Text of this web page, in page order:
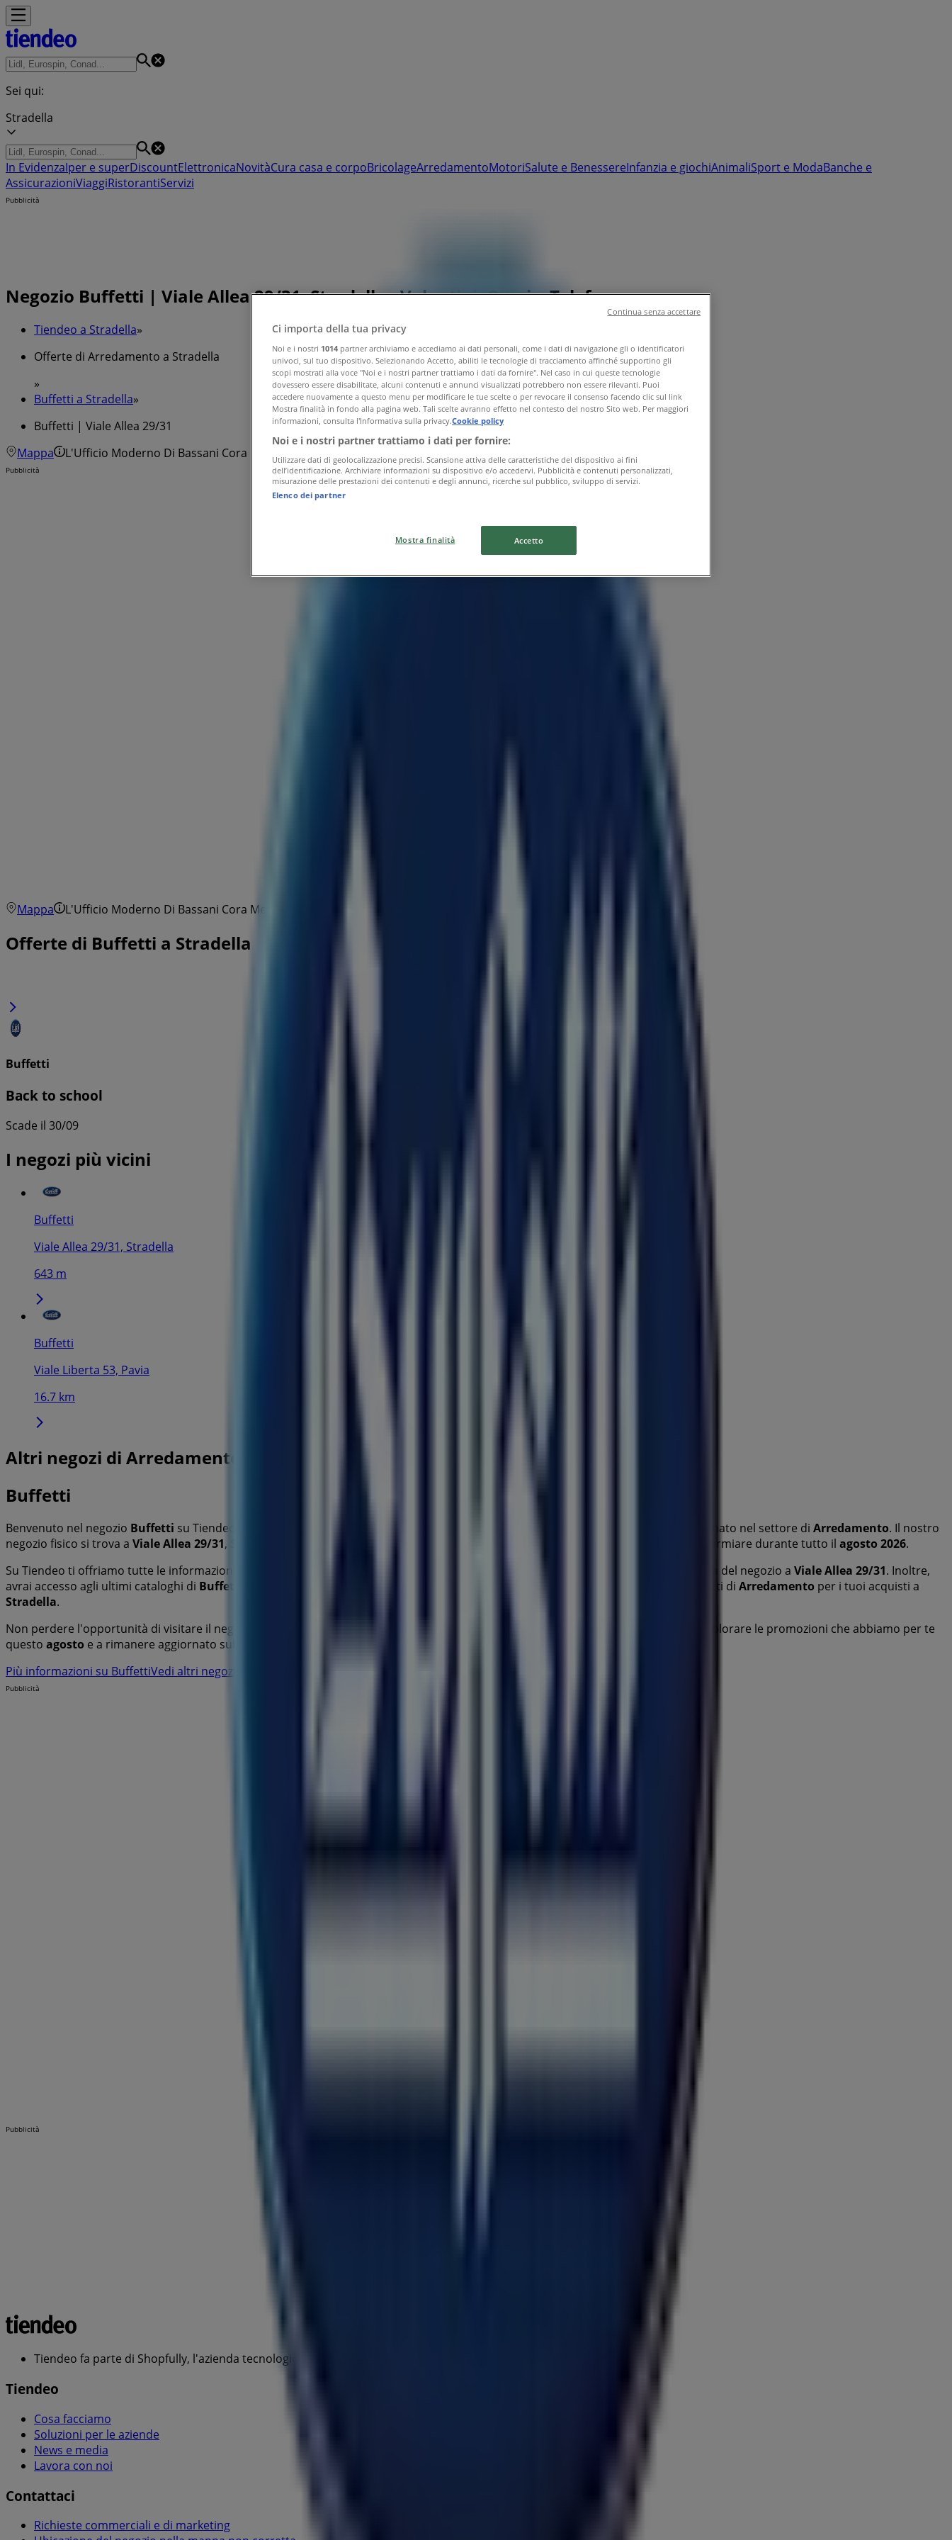
Sei qui:
Stradella
In EvidenzaIper e superDiscountElettronicaNovitàCura casa e corpoBricolageArredamentoMotoriSalute e BenessereInfanzia e giochiAnimaliSport e ModaBanche e
AssicurazioniViaggiRistorantiServizi
Pubblicità
Negozio Buffetti | Viale Allea 29/31, Stradella - Volantini, Orari e Telefono
Tiendeo a Stradella»
Offerte di Arredamento a Stradella
»
Buffetti a Stradella»
Buffetti | Viale Allea 29/31
Mappa
L'Ufficio Moderno Di Bassani Cora Mercedes
Pubblicità
Mappa L'Ufficio Moderno Di Bassani Cora Mercedes
Offerte di Buffetti a Stradella
Buffetti
Back to school
Scade il 30/09
I negozi più vicini
Buffetti
Viale Allea 29/31, Stradella
643 m
Buffetti
Viale Liberta 53, Pavia
16.7 km
Altri negozi di Arredamento a Stradella
Buffetti
Benvenuto nel negozio Buffetti su Tiendeo, dove potrai scoprire le migliori di questo marchio rinomato nel settore di Arredamento. Il nostro
negozio fisico si trova a Viale Allea 29/31, , e lì troverai un'ampia gamma di prodotti di qualità che ti permetteranno di risparmiare durante tutto il agosto 2026.
Su Tiendeo ti offriamo tutte le informazioni aggiornate su
, come gli orari di apertura, le offerte esclusive e la posizione esatta del negozio a Viale Allea 29/31. Inoltre,
avrai accesso agli ultimi cataloghi di Buffetti , dove potrai scoprire le promozioni più recenti e approfittare di grandi sconti sui prodotti di Arredamento per i tuoi acquisti a
Stradella.
Non perdere l'opportunità di visitare il negozio
per un'esperienza di acquisto completa. Ti invitiamo a esplorare le promozioni che abbiamo per te
questo agosto e a rimanere aggiornato sulle migliori offerte di
Più informazioni su BuffettiVedi altri negozi Buffetti in Stradella
Pubblicità
Pubblicità
Tiendeo fa parte di Shopfully, l'azienda tecnologica che sta reinventando lo shopping locale in tutto il mondo.
Tiendeo
Cosa facciamo
Soluzioni per le aziende
News e media
Lavora con noi
Contattaci
Richieste commerciali e di marketing
Ci importa della tua privacy
Noi e i nostri 1014 partner archiviamo e accediamo ai dati personali, come i dati di navigazione gli o identificatori
univoci, sul tuo dispositivo. Selezionando Accetto, abiliti le tecnologie di tracciamento affinché supportino gli
scopi mostrati alla voce "Noi e i nostri partner trattiamo i dati da fornire". Nel caso in cui queste tecnologie
dovessero essere disabilitate, alcuni contenuti e annunci visualizzati potrebbero non essere rilevanti. Puoi
accedere nuovamente a questo menu per modificare le tue scelte o per revocare il consenso facendo clic sul link
Mostra finalità in fondo alla pagina web. Tali scelte avranno effetto nel contesto del nostro Sito web. Per maggiori
informazioni, consulta l'Informativa sulla privacy.Cookie policy
Noi e i nostri partner trattiamo i dati per fornire:
Utilizzare dati di geolocalizzazione precisi. Scansione attiva delle caratteristiche del dispositivo ai fini
dell’identificazione. Archiviare informazioni su dispositivo e/o accedervi. Pubblicità e contenuti personalizzati,
misurazione delle prestazioni dei contenuti e degli annunci, ricerche sul pubblico, sviluppo di servizi.
Elenco dei partner
Mostra finalità Accetto
Continua senza accettare